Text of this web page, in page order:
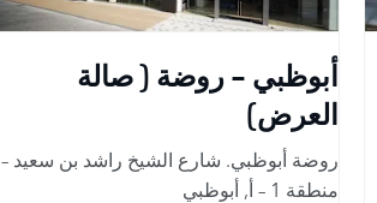
أبوظبي - روضة ( صالة
العرض)
روضة أبوظبي. شارع الشيخ راشد بن سعيد –
منطقة 1 – أ
, أبوظبي